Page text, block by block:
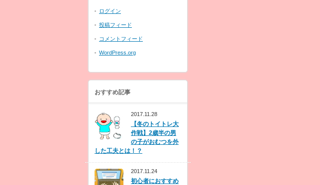
ログイン
投稿フィード
コメントフィード
WordPress.org
おすすめ記事
2017.11.28
【冬のトイトレ大
作戦】2歳半の男
の子がおむつを外
した工夫とは！？
2017.11.24
初心者におすすめ